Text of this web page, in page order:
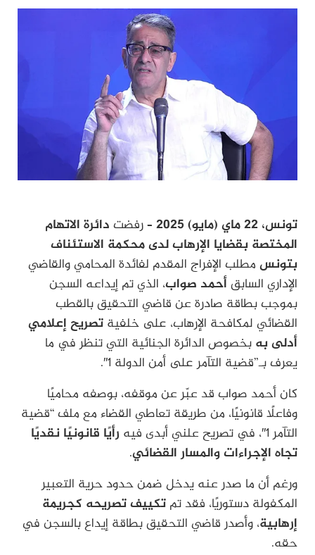
تونس، 22 ماي (مايو) 2025 – رفضت دائرة الاتهام
المختصة بقضايا الإرهاب لدى محكمة الاستئناف
بتونس مطلب الإفراج المقدم لفائدة المحامي والقاضي
الإداري السابقأحمد صواب، الذي تم إيداعه السجن
بموجب بطاقة صادرة عن قاضي التحقيق بالقطب
القضائي لمكافحة الإرهاب، على خلفية تصريح إعلامي
أدلى به بخصوص الدائرة الجنائية التي تنظر في ما
يعرف بـ”قضية التآمر على أمن الدولة 1″.
كان أحمد صواب قد عبّر عن موقفه، بوصفه محاميًا
وفاعلًا قانونيًا، من طريقة تعاطي القضاء مع ملف “قضية
التآمر 1″، في تصريح علني أبدى فيه
رأيًا قانونيًا نقديًا
تجاه الإجراءات والمسار القضائي.
ورغم أن ما صدر عنه يدخل ضمن حدود حرية التعبير
المكفولة دستوريًا، فقد تم تكييف تصريحه كجريمة
إرهابية، وأصدر قاضي التحقيق بطاقة إيداع بالسجن في
حقه.